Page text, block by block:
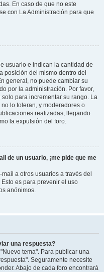
En caso de que no este
con La Administración para que
usuario e indican la cantidad de
posición del mismo dentro del
general, no puede cambiar su
por la administración. Por favor,
para incrementar su rango. La
lo toleran, y moderadores o
realizadas, llegando
la expulsión del foro.
de un usuario, ¡me pide que me
a otros usuarios a través del
es para prevenir el uso
anónimos.
una respuesta?
tema". Para publicar una
Seguramente necesite
Abajo de cada foro encontrará